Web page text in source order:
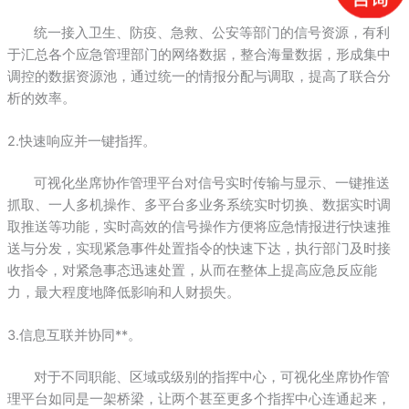
统一接入卫生、防疫、急救、公安等部门的信号资源，有利
于汇总各个应急管理部门的网络数据，整合海量数据，形成集中
调控的数据资源池，通过统一的情报分配与调取，提高了联合分
析的效率。
2.快速响应并一键指挥。
可视化坐席协作管理平台对信号实时传输与显示、一键推送
抓取、一人多机操作、多平台多业务系统实时切换、数据实时调
取推送等功能，实时高效的信号操作方便将应急情报进行快速推
送与分发，实现紧急事件处置指令的快速下达，执行部门及时接
收指令，对紧急事态迅速处置，从而在整体上提高应急反应能
力，最大程度地降低影响和人财损失。
3.信息互联并协同**。
对于不同职能、区域或级别的指挥中心，可视化坐席协作管
理平台如同是一架桥梁，让两个甚至更多个指挥中心连通起来，